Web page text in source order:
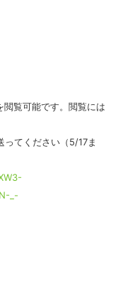
覧可能です。閲覧には
ってください（5/17ま
_-